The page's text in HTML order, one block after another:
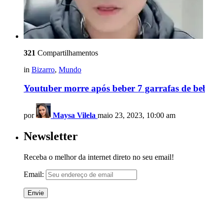
321 Compartilhamentos
in Bizarro, Mundo
Youtuber morre após beber 7 garrafas de
por Maysa Vilela maio 23, 2023, 10:00 am
Newsletter
Receba o melhor da internet direto no seu email!
Email: